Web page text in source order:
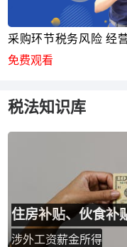
采购环节税务风险 经
看
免费观看
税法知识库
住房补贴、伙食补
涉外工资薪金所得